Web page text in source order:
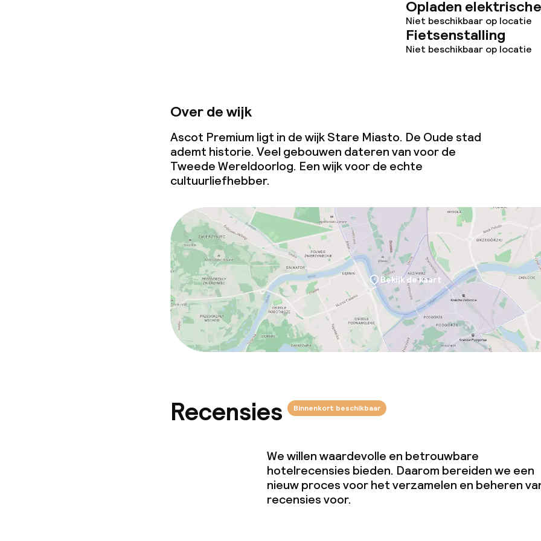
Opladen
Niet beschikbaar op locatie
Fietsenstalling
Niet beschikbaar op locatie
Over de wijk
Ascot Premium ligt in de wijk Stare Miasto. De Oude stad
ademt historie. Veel gebouwen dateren van voor de
Tweede Wereldoorlog. Een wijk voor de echte
cultuurliefhebber.
Bekijk de kaart
Recensies Binnenkort beschikbaar
We willen waardevolle en betrouwbare
hotelrecensies bieden. Daarom bereiden we een
nieuw proces voor het verzamelen en beheren
recensies voor.